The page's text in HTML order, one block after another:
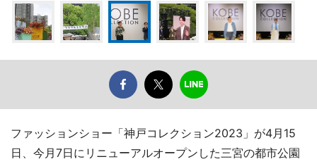
ファッションショー「神戸コレクション2023」が4月15
日、今月7日にリニューアルオープンした三宮の都市公園